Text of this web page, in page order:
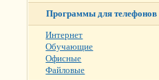
Программы для телефонов
Интернет
Обучающие
Офисные
Файловые